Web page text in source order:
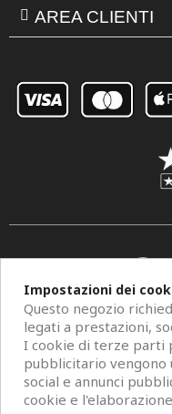
AREA CLIENTI
Copyright © 2026 Centro
Impostazioni dei
Questo negozio
legati a prestazioni,
I cookie di terze parti
pubblicitario
social e annunci
cookie e